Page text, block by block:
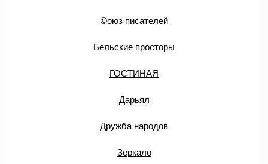
©оюз писателей
Бельские просторы
ГОСТИНАЯ
Дарьял
Дружба народов
Зеркало